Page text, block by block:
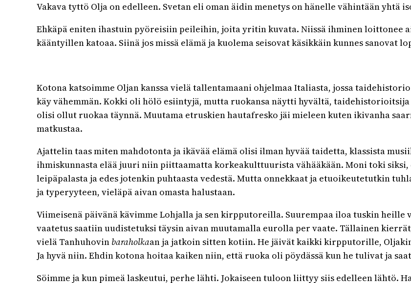
Vakava tyttö Olja on edelleen. Svetan eli oman äidin menetys on hänelle vähintään yhtä
Ehkäpä eniten ihastuin pyöreisiin peileihin, joita yritin kuvata. Niissä ihminen loittonee
kääntyillen katoaa. Siinä jos missä elämä ja kuolema seisovat käsikkäin kunnes sanovat
Kotona katsoimme Oljan kanssa vielä tallentamaani ohjelmaa Italiasta, jossa
käy vähemmän. Kokki oli hölö esiintyjä, mutta ruokansa näytti hyvältä,
olisi ollut ruokaa täynnä. Muutama etruskien hautafresko jäi mieleen kuten ikivanha
matkustaa.
Ajattelin taas miten mahdotonta ja ikävää elämä olisi ilman hyvää taidetta, klassista
ihmiskunnasta elää juuri niin piittaamatta korkeakulttuurista vähääkään. Moni toki
leipäpalasta ja edes jotenkin puhtaasta vedestä. Mutta onnekkaat ja etuoikeutetutkin
ja typeryyteen, vieläpä aivan omasta halustaan.
Viimeisenä päivänä kävimme Lohjalla ja sen kirpputoreilla. Suurempaa iloa tuskin heille
vaatetus saatiin uudistetuksi täysin aivan muutamalla eurolla per vaate. Tällainen
vielä Tanhuhovin baraholkaan ja jatkoin sitten kotiin. He jäivät kaikki kirpputorille,
Ja hyvä niin. Ehdin kotona hoitaa kaiken niin, että ruoka oli pöydässä kun he tulivat ja
Söimme ja kun pimeä laskeutui, perhe lähti. Jokaiseen tuloon liittyy siis edelleen lähtö.